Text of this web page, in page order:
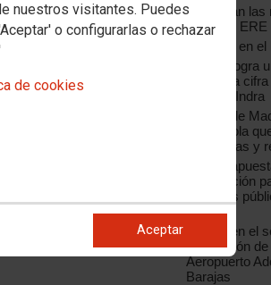
nuestros visitantes. Puedes
o configurarlas o rechazar
de cookies
Aceptar
a los trabajadores de este tipo
Continúan las
contra el ERE
Acuerdo en
CCOO logra
reduce la
ERE de Indra
CCOO de
Coca-Cola
sentencias y
CCOO
negociación
servicios
capital
Huelga en el
facturación
Aeropuerto
Barajas